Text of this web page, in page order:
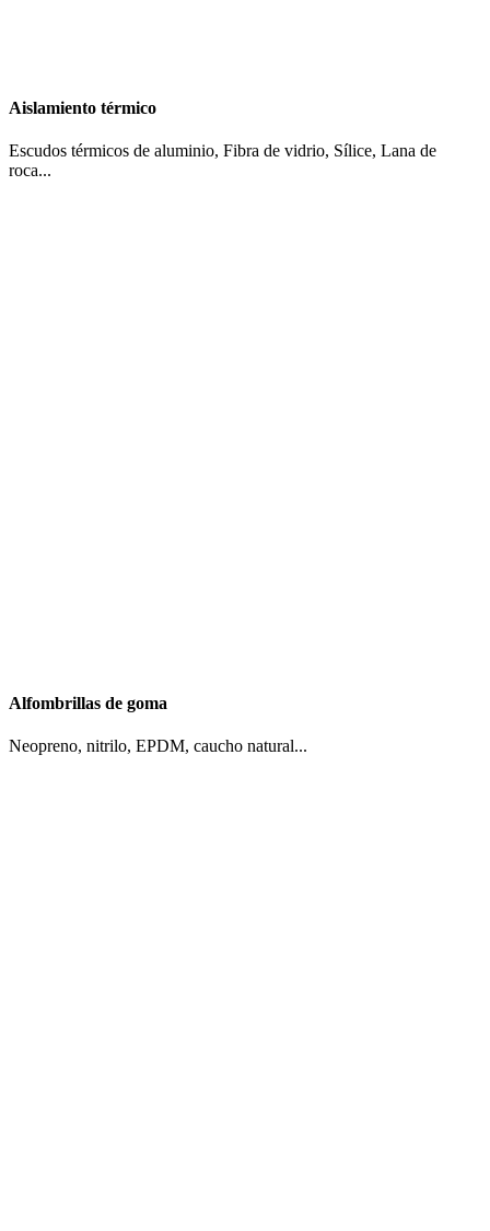
Aislamiento térmico
Escudos térmicos de aluminio, Fibra de vidrio, Sílice, Lana de
roca...
Alfombrillas de goma
Neopreno, nitrilo, EPDM, caucho natural...